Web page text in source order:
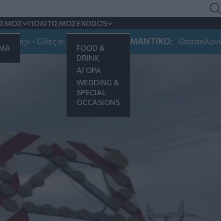
ΠΟΛΙΤΙΣΜΟΣEXODOS
FOOD &
DRINK
ΑΓΟΡΑ
WEDDING &
SPECIAL
OCCASIONS
οι πληροφορίες ΣΗΜΑΝΤΙΚΟ: Θεσσαλονίκη: